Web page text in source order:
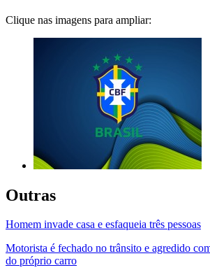
Clique nas imagens para ampliar:
Outras
Homem invade casa e esfaqueia três pessoas
Motorista é fechado no trânsito e agredido
do próprio carro